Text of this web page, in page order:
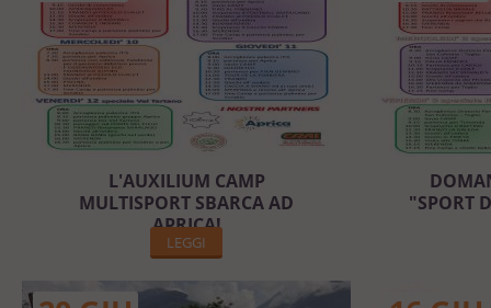
L'AUXILIUM CAMP
MULTISPORT SBARCA AD
APRICA!
LEGGI
"SPORT